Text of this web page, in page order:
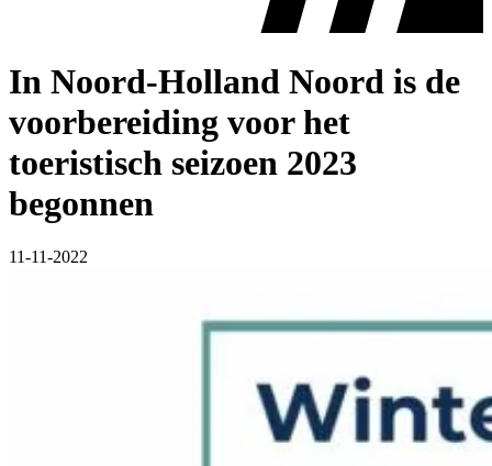
In Noord-Holland Noord is de
voorbereiding voor het
toeristisch seizoen 2023
begonnen
11-11-2022